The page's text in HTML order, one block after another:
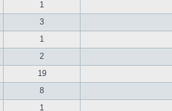
1
3
1
2
19
8
1